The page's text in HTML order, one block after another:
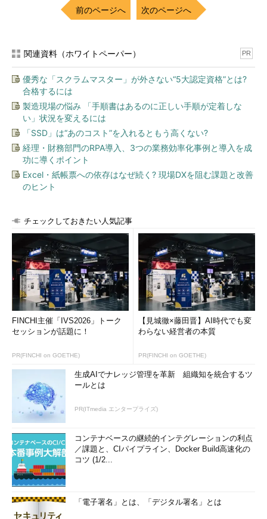
前のページへ 次のページへ
関連資料（ホワイトペーパー） PR
優秀な「スクラムマスター」が外さない“5大認定資格”とは?
合格するには
製造現場の悩み 「手順書はあるのに正しい手順が定着しな
い」状況を変えるには
「SSD」は“あのコスト”を入れるともう高くない?
経理・財務部門のRPA導入、3つの業務効率化事例と導入を成
功に導くポイント
Excel・紙帳票への依存はなぜ続く? 現場DXを阻む課題と改善
のヒント
チェックしておきたい人気記事
FINCHI主催「IVS2026」トーク
セッションが話題に！
PR(FINCHI on GOETHE)
【見城徹×藤田晋】AI時代でも変
わらない経営者の本質
PR(FINCHI on GOETHE)
生成AIでナレッジ管理を革新 組織知を統合するツ
ールとは
PR(ITmedia エンタープライズ)
コンテナベースの継続的インテグレーションの利点
／課題と、CIパイプライン、Docker Build高速化の
コツ (1/2...
「電子署名」とは、「デジタル署名」とは